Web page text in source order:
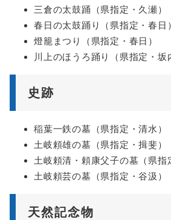
三倉の太鼓踊（県指定・久瀬）
春日の太鼓踊り（県指定・春日）
燈籠まつり（県指定・春日）
川上のほうろ踊り（県指定・坂
史跡
稲葉一鉄の墓（県指定・清水）
土岐頼雄の墓（県指定・揖斐）
土岐頼清・頼康父子の墓（県指
土岐頼芸の墓（県指定・谷汲）
天然記念物